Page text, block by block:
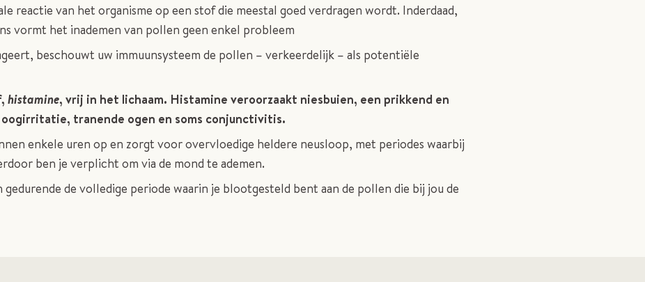
reactie van het organisme op een stof die meestal goed verdragen wordt. Inderdaad,
vormt het inademen van pollen geen enkel probleem
beschouwt uw immuunsysteem de pollen – verkeerdelijk – als potentiële
histamine, vrij in het lichaam. Histamine veroorzaakt niesbuien, een prikkend en
tranende ogen en soms conjunctivitis.
enkele uren op en zorgt voor overvloedige heldere neusloop, met periodes waarbij
ben je verplicht om via de mond te ademen.
gedurende de volledige periode waarin je blootgesteld bent aan de pollen die bij jou de